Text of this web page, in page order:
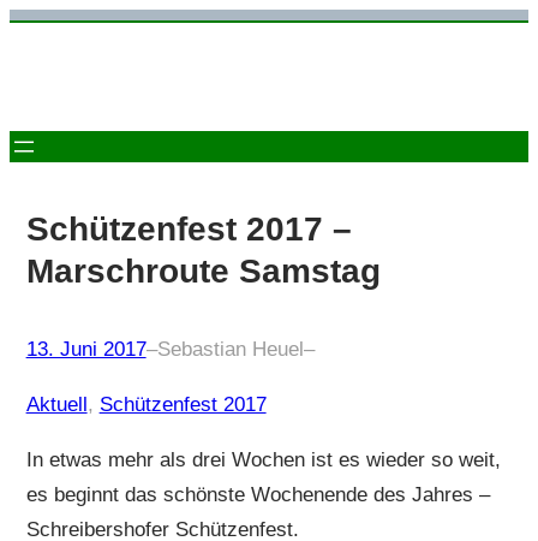
Zum
Schützenfest 2017 –
Marschroute Samstag
13. Juni 2017–Sebastian Heuel–
Aktuell, Schützenfest 2017
In etwas mehr als drei Wochen ist es wieder so weit,
es beginnt das schönste Wochenende des Jahres –
Schreibershofer Schützenfest.